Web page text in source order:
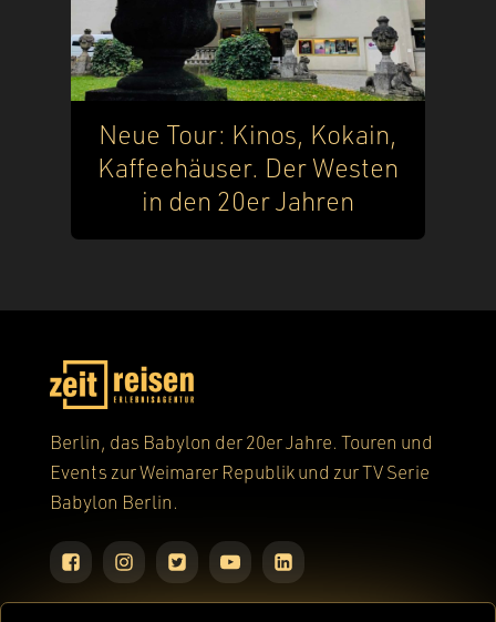
Neue Tour: Kinos, Kokain,
Kaffeehäuser. Der Westen
in den 20er Jahren
Berlin, das Babylon der 20er Jahre. Touren und
Events zur Weimarer Republik und zur TV Serie
Babylon Berlin.